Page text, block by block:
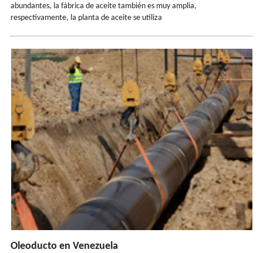
abundantes, la fábrica de aceite también es muy amplia,
respectivamente, la planta de aceite se utiliza
Oleoducto en Venezuela